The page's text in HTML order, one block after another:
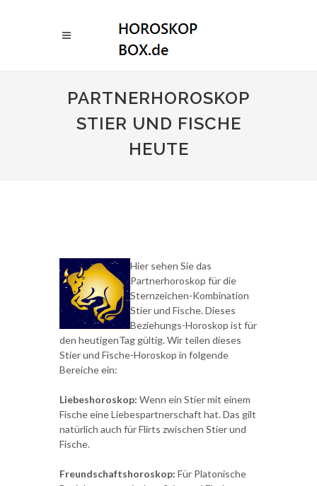
PARTNERHOROSKOP
STIER UND FISCHE
HEUTE
Hier sehen Sie das
Partnerhoroskop für die
Sternzeichen-Kombination
Stier und Fische. Dieses
Beziehungs-Horoskop ist für
den heutigenTag gültig. Wir teilen dieses
Stier und Fische-Horoskop in folgende
Bereiche ein:
Liebeshoroskop: Wenn ein Stier mit einem
Fische eine Liebespartnerschaft hat. Das gilt
natürlich auch für Flirts zwischen Stier und
Fische.
Freundschaftshoroskop: Für Platonische